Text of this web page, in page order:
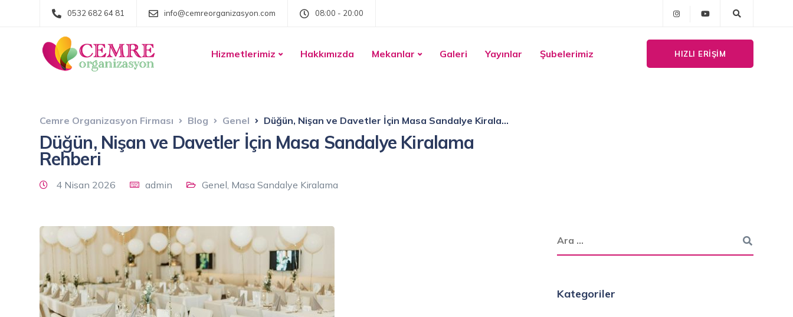
0532 682 64 81 info@cemreorganizasyon.com 08:00 - 20:00
Hizmetlerimiz Hakkımızda Mekanlar Galeri Yayınlar Şubelerimiz HIZLI ERIŞIM
Cemre Organizasyon Firması Blog Genel Düğün, Nişan ve Davetler İçin Masa Sandalye Kiralama Rehberi
Düğün, Nişan ve Davetler İçin Masa Sandalye Kiralama
Rehberi
4 Nisan 2026 admin Genel, Masa Sandalye Kiralama
Kategoriler